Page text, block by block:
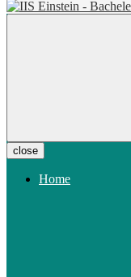
close
Home